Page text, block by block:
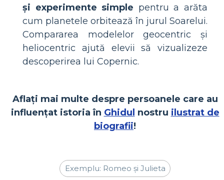
și experimente simple pentru a arăta
cum planetele orbitează în jurul Soarelui.
Compararea modelelor geocentric și
heliocentric ajută elevii să vizualizeze
descoperirea lui Copernic.
Aflați mai multe despre persoanele care au
influențat istoria în Ghidul nostru ilustrat de
biografii!